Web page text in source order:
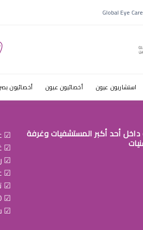
استشاريون عيون أخصائيون عيون أخصائيون
داخل أحد أكبر المستشفيات وغرفة
☑
☑
☑
☑
☑
☑ 1700 ريال للعين الواحدة.
☑